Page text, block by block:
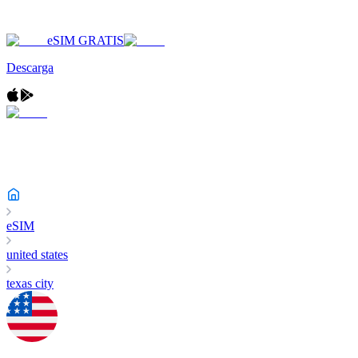
eSIM GRATIS
Descarga
eSIM
united states
texas city